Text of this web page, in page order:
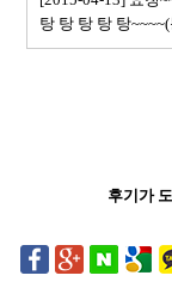
탕 탕 탕 탕 탕
후기가